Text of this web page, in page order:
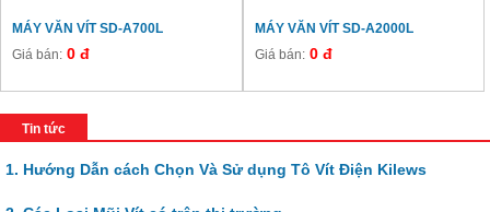
MÁY VĂN VÍT SD-A700L
Giá bán: 0 đ
MÁY VĂN VÍT SD-A2000L
Giá bán:0 đ
Tin tức
1. Hướng Dẫn cách Chọn Và Sử dụng Tô Vít Điện Kilews